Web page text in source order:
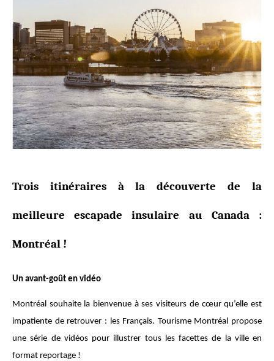
Trois itinéraires à la découverte de la
meilleure escapade insulaire au Canada :
Montréal !
Un avant-goût en vidéo
Montréal souhaite la bienvenue à ses visiteurs de cœur qu’elle est
impatiente de retrouver : les Français. Tourisme Montréal propose
une série de vidéos pour illustrer tous les facettes de la ville en
format reportage !